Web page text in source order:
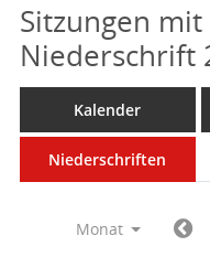
Sitzungen
Niederschrift
Kalender
Niederschriften
Monat